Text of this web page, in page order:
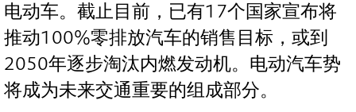
电动车。截止目前，已有17个国家宣布将
推动100%零排放汽车的销售目标，或到
2050年逐步淘汰内燃发动机。电动汽车势
将成为未来交通重要的组成部分。